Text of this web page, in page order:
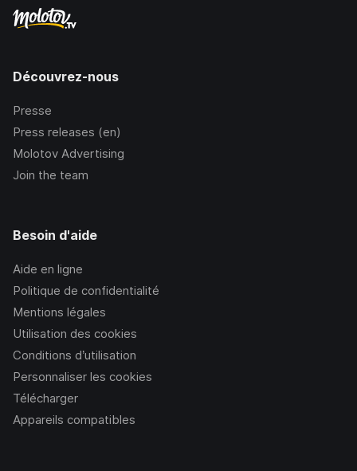
Découvrez-nous
Presse
Press releases (en)
Molotov Advertising
Join the team
Besoin d'aide
Aide en ligne
Politique de confidentialité
Mentions légales
Utilisation des cookies
Conditions d’utilisation
Personnaliser les cookies
Télécharger
Appareils compatibles